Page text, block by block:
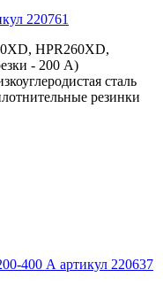
220761
HPR260XD,
- 200 А)
сталь
резинки
400 А артикул 220637